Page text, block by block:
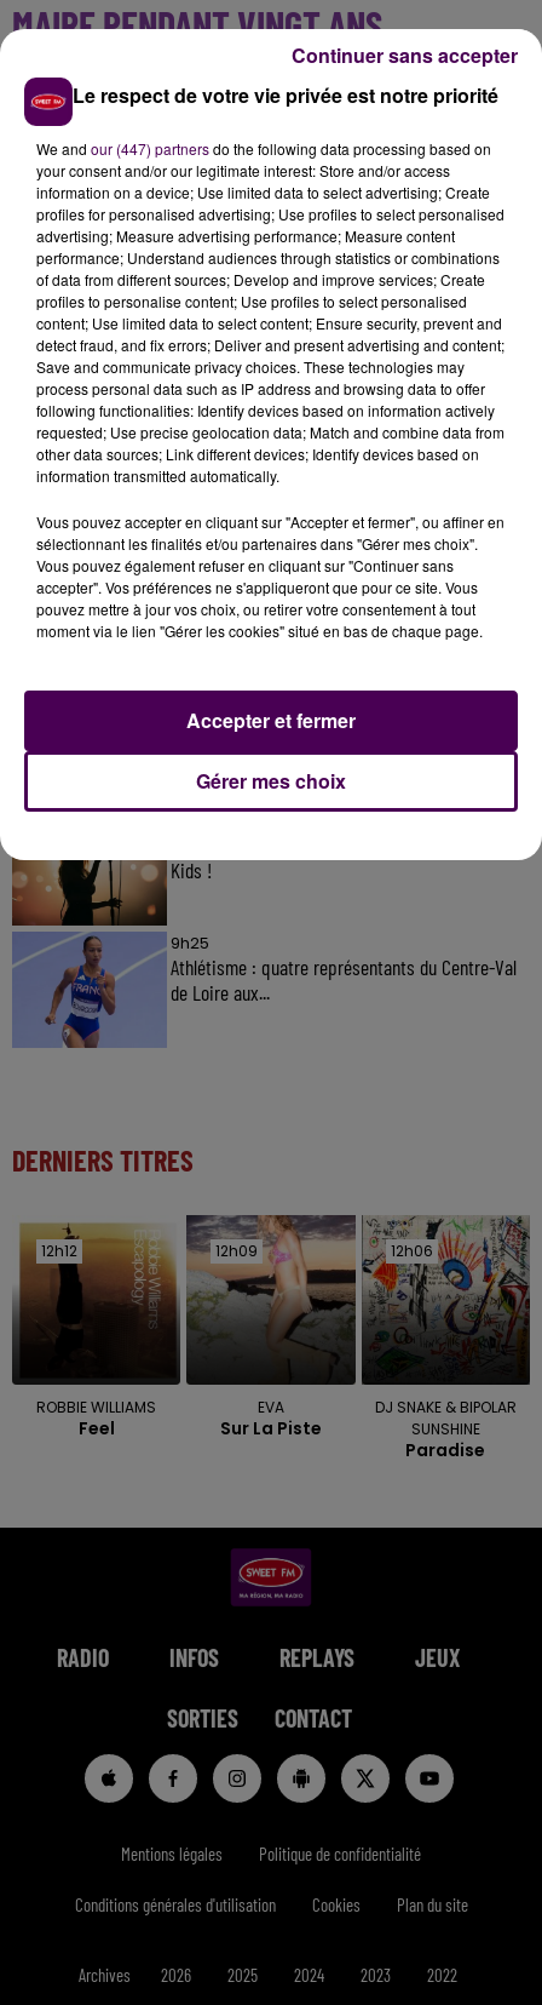
MAIRE PENDANT VINGT ANS
Marc Massion,
est désormais"retiré des affaires", sera aussi et
surtout resté maire pendant deux décennies,
élu en
mars 2000après avoir été le premier adjoint de
Laurent Fabius. L'intéressé aura"marqué
profondément l’histoire et le développement de la
ville"lit-on dans le communiqué diffusé par la
municipalité de Grand-Quevilly, annonçant donc
l'organisation d'une cérémonie officielle de nommage
à 16h30 sur place.
À LA UNE
7 août 2026
Gagnez vos pass pour le V and B Fest' 2026 !
Kids !
9h25
Athlétisme : quatre représentants du Centre-Val
de Loire aux...
DERNIERS TITRES
12h12
12h12
ROBBIE WILLIAMS
Feel
12h09
12h09
EVA
Sur La Piste
12h06
12h06
DJ SNAKE & BIPOLAR
SUNSHINE
Paradise
RADIO INFOS REPLAYS JEUX
SORTIES CONTACT
Mentions légales Politique de confidentialité
Conditions générales d'utilisation Cookies Plan du site
Archives 2026 2025 2024 2023 2022
Le respect de votre vie privée est notre priorité
We and our (447) partnersdo the following data processing based on
your consent and/or our legitimate interest: Store and/or access
information on a device; Use limited data to select advertising; Create
profiles for personalised advertising; Use profiles to select personalised
advertising; Measure advertising performance; Measure content
performance; Understand audiences through statistics or combinations
of data from different sources; Develop and improve services; Create
profiles to personalise content; Use profiles to select personalised
content; Use limited data to select content; Ensure security, prevent and
detect fraud, and fix errors; Deliver and present advertising and content;
Save and communicate privacy choices. These technologies may
process personal data such as IP address and browsing data to offer
following functionalities: Identify devices based on information actively
requested; Use precise geolocation data; Match and combine data from
other data sources; Link different devices; Identify devices based on
information transmitted automatically.
Vous pouvez accepter en cliquant sur "Accepter et fermer", ou affiner en
sélectionnant les finalités et/ou partenaires dans "Gérer mes choix".
Vous pouvez également refuser en cliquant sur "Continuer sans
accepter". Vos préférences ne s'appliqueront que pour ce site. Vous
pouvez mettre à jour vos choix, ou retirer votre consentement à tout
moment via le lien "Gérer les cookies" situé en bas de chaque page.
Gérer mes choix
Accepter et fermer
Continuer sans accepter